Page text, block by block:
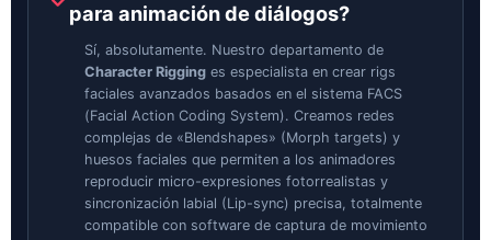
para animación de diálogos?
Sí, absolutamente. Nuestro departamento de
Character Rigginges especialista en crear rigs
faciales avanzados basados en el sistema FACS
(Facial Action Coding System). Creamos redes
complejas de «Blendshapes» (Morph targets) y
huesos faciales que permiten a los animadores
reproducir micro-expresiones fotorrealistas y
sincronización labial (Lip-sync) precisa, totalmente
compatible con software de captura de movimiento